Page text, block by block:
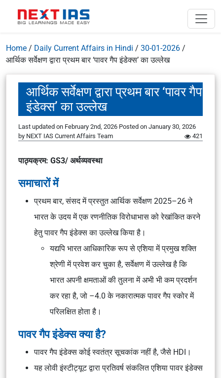
Home / Daily Current Affairs in Hindi / 30-01-2026 /
आर्थिक सर्वेक्षण द्वारा प्रथम बार ‘पावर गैप इंडेक्स’ का उल्लेख
आर्थिक सर्वेक्षण द्वारा प्रथम बार ‘पावर गैप
इंडेक्स’ का उल्लेख
Last updated on February 2nd, 2026 Posted on January 30, 2026
by NEXT IAS Current Affairs Team 421
पाठ्यक्रम: GS3/ अर्थव्यवस्था
समाचारों में
प्रथम बार, संसद में प्रस्तुतआर्थिक सर्वेक्षण 2025–26ने
भारत के उदय में एकरणनीतिक विरोधाभासको रेखांकित करने
हेतुपावर गैप इंडेक्सका उल्लेख किया है।
यद्यपि भारत आधिकारिक रूप से एशिया मेंप्रमुख शक्ति
श्रेणी में प्रवेश कर चुका है, सर्वेक्षण में उल्लेख है कि
भारत अपनी क्षमताओं की तुलना में अभी भी कम प्रदर्शन
कर रहा है, जो –4.0 के नकारात्मकपावर गैप स्कोरमें
परिलक्षित होता है।
पावर गैप इंडेक्स क्या है?
पावर गैप इंडेक्सकोई स्वतंत्र सूचकांक नहीं है, जैसे HDI ।
यहलोवी इंस्टीट्यूटद्वारा प्रतिवर्ष संकलितएशिया पावर इंडेक्स